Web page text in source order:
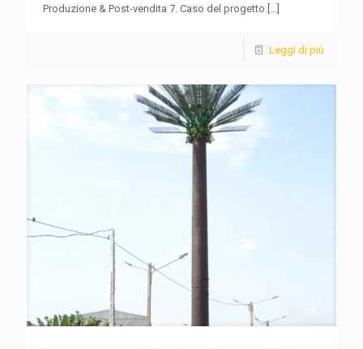
Produzione & Post-vendita 7. Caso del progetto [...]
Leggi di più